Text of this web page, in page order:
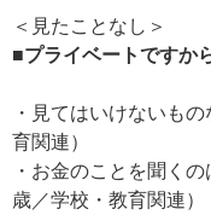
＜見たことなし＞
■プライベートですか
・見てはいけないも
育関連）
・お金のことを聞く
歳／学校・教育関連）